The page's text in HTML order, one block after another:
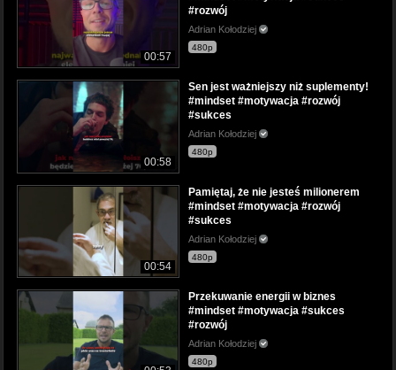
00:57
#rozwój
Adrian Kołodziej
480p
00:58
Sen jest ważniejszy niż suplementy!
#mindset #motywacja #rozwój
#sukces
Adrian Kołodziej
480p
00:54
Pamiętaj, że nie jesteś milionerem
#mindset #motywacja #rozwój
#sukces
Adrian Kołodziej
480p
Przekuwanie energii w biznes
#mindset #motywacja #sukces
#rozwój
Adrian Kołodziej
480p